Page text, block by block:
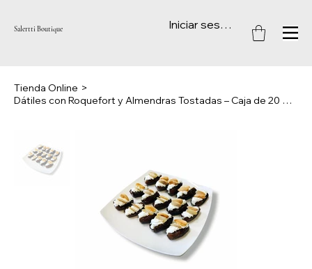
Salertti Boutique Iniciar sesión
Tienda Online >
Dátiles con Roquefort y Almendras Tostadas – Caja de 20 Unidades